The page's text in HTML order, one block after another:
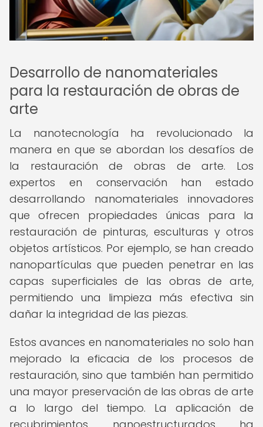
Desarrollo de nanomateriales
para la restauración de obras de
arte
La nanotecnología ha revolucionado la
manera en que se abordan los desafíos de
la restauración de obras de arte. Los
expertos en conservación han estado
desarrollando nanomateriales innovadores
que ofrecen propiedades únicas para la
restauración de pinturas, esculturas y otros
objetos artísticos. Por ejemplo, se han creado
nanopartículas que pueden penetrar en las
capas superficiales de las obras de arte,
permitiendo una limpieza más efectiva sin
dañar la integridad de las piezas.
Estos avances en nanomateriales no solo han
mejorado la eficacia de los procesos de
restauración, sino que también han permitido
una mayor preservación de las obras de arte
a lo largo del tiempo. La aplicación de